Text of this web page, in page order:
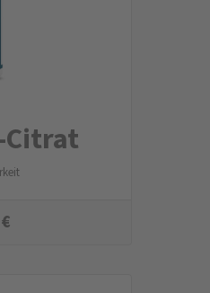
Citrat
€